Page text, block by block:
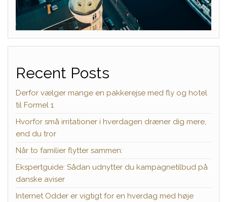
Recent Posts
Derfor vælger mange en pakkerejse med fly og hotel
til Formel 1
Hvorfor små irritationer i hverdagen dræner dig mere,
end du tror
Når to familier flytter sammen:
Ekspertguide: Sådan udnytter du kampagnetilbud på
danske aviser
Internet Odder er vigtigt for en hverdag med høje